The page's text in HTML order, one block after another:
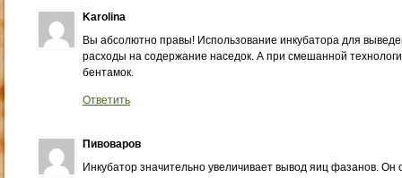
Karolina
Вы абсолютно правы! Использование инкубатора для
расходы на содержание наседок. А при смешанной
бентамок.
Ответить
Пивоваров
Инкубатор значительно увеличивает вывод яиц фазанов. Он